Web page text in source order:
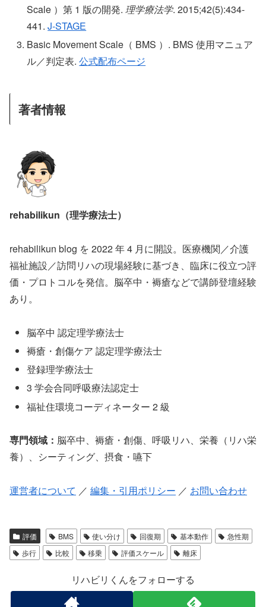
Scale ）第 1 版の開発.理学療法学. 2015;42(5):434-
441.J-STAGE
Basic Movement Scale（ BMS ）. BMS 使用マニュア
ル／判定表.公式配布ページ
著者情報
rehabilikun（理学療法士）
rehabilikun blog を 2022 年 4 月に開設。医療機関／介護
福祉施設／訪問リハの現場経験に基づき、臨床に役立つ評
価・プロトコルを発信。脳卒中・褥瘡などで講師登壇経験
あり。
脳卒中 認定理学療法士
褥瘡・創傷ケア 認定理学療法士
登録理学療法士
3 学会合同呼吸療法認定士
福祉住環境コーディネーター 2 級
専門領域： 脳卒中、褥瘡・創傷、呼吸リハ、栄養（リハ栄
養）、シーティング、摂食・嚥下
運営者について ／ 編集・引用ポリシー ／ お問い合わせ
評価 BMS 使い分け 回復期 基本動作
急性期
歩行
比較 移乗 評価スケール 離床
リハビリくんをフォローする